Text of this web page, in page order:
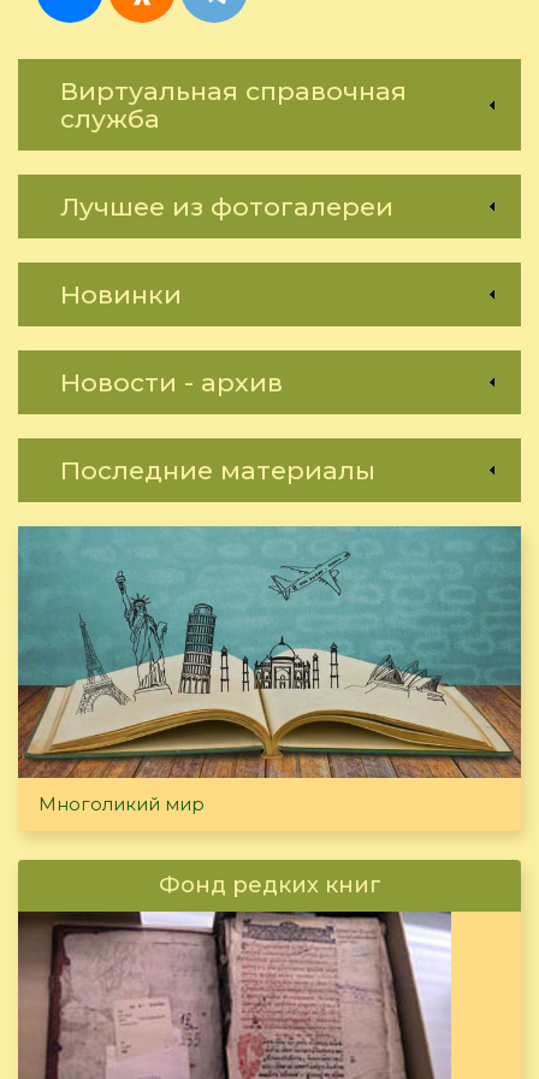
Виртуальная справочная
служба
Лучшее из фотогалереи
Новинки
Новости - архив
Последние материалы
Многоликий мир
Фонд редких книг